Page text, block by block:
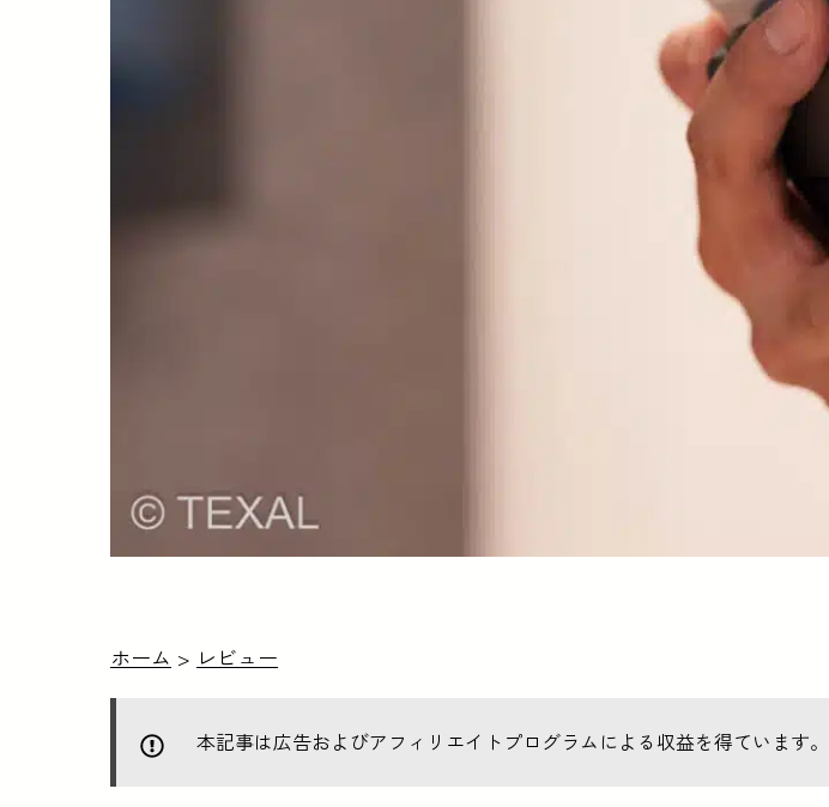
ホーム > レビュー
本記事は広告およびアフィリエイトプログラムによる収益を得ています。